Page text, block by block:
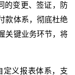
的变更、签证，防
款体系，彻底杜绝
关键业务环节，将
定义报表体系，支